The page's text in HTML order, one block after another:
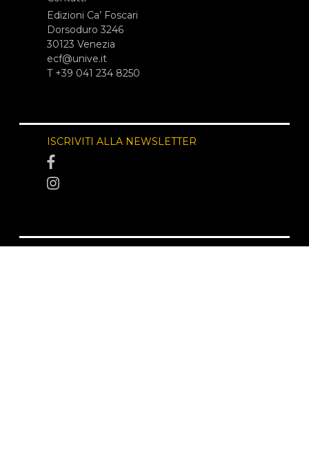
Edizioni Ca’ Foscari
Dorsoduro 3246
30123 Venezia
ecf@unive.it
T +39 041 234 8250
ISCRIVITI ALLA NEWSLETTER